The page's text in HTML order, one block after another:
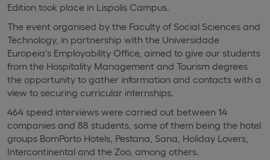
Edition took place in Lispolis Campus.
The event organised by the Faculty of Social Sciences and
Technology, in partnership with the Universidade
Europeia's Employability Office, aimed to give our students
from the Hospitality Management and Tourism degrees
the opportunity to gather information and contacts with a
view to securing curricular internships.
464 speed interviews were carried out between 14
companies and 88 students, some of them being the hotel
groups BomPorto Hotels, Pestana, Sana, Holiday Lovers,
Intercontinental and the Zoo, among others.